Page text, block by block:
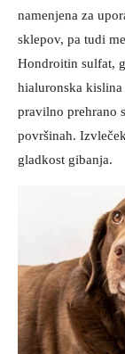
namenjena za
sklepov, pa tudi
Hondroitin sulfat,
hialuronska
pravilno prehrano
površinah.
gladkost gibanja.